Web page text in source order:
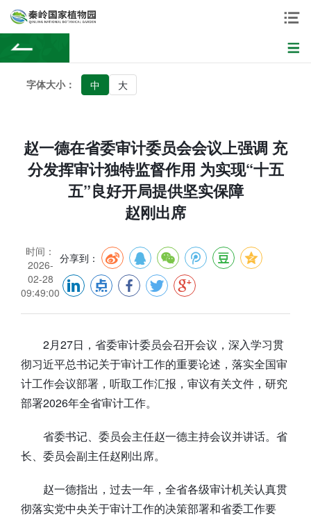
字体大小： 中 大
赵一德在省委审计委员会会议上强调 充
分发挥审计独特监督作用 为实现“十五
五”良好开局提供坚实保障
赵刚出席
时间：
2026-
02-28
09:49:00
分享到：
2月27日，省委审计委员会召开会议，深入学习贯
彻习近平总书记关于审计工作的重要论述，落实全国审
计工作会议部署，听取工作汇报，审议有关文件，研究
部署2026年全省审计工作。
省委书记、委员会主任赵一德主持会议并讲话。省
长、委员会副主任赵刚出席。
赵一德指出，过去一年，全省各级审计机关认真贯
彻落实党中央关于审计工作的决策部署和省委工作要